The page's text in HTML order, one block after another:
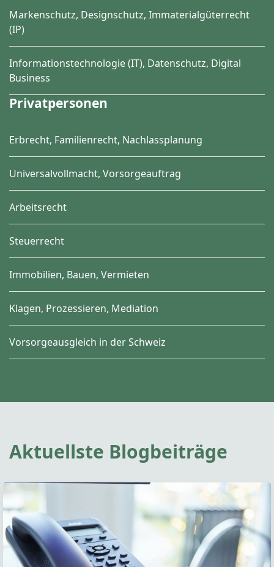
Markenschutz, Designschutz, Immaterialgüterrecht
(IP)
Informationstechnologie (IT), Datenschutz, Digital
Business
Privatpersonen
Erbrecht, Familienrecht, Nachlassplanung
Universalvollmacht, Vorsorgeauftrag
Arbeitsrecht
Steuerrecht
Immobilien, Bauen, Vermieten
Klagen, Prozessieren, Mediation
Vorsorgeausgleich in der Schweiz
Aktuellste Blogbeiträge